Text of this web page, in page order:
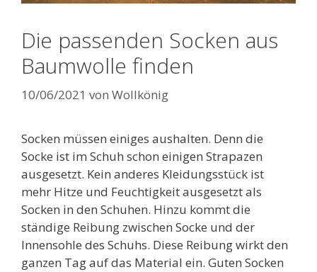
Die passenden Socken aus
Baumwolle finden
10/06/2021 von Wollkönig
Socken müssen einiges aushalten. Denn die
Socke ist im Schuh schon einigen Strapazen
ausgesetzt. Kein anderes Kleidungsstück ist
mehr Hitze und Feuchtigkeit ausgesetzt als
Socken in den Schuhen. Hinzu kommt die
ständige Reibung zwischen Socke und der
Innensohle des Schuhs. Diese Reibung wirkt den
ganzen Tag auf das Material ein. Guten Socken